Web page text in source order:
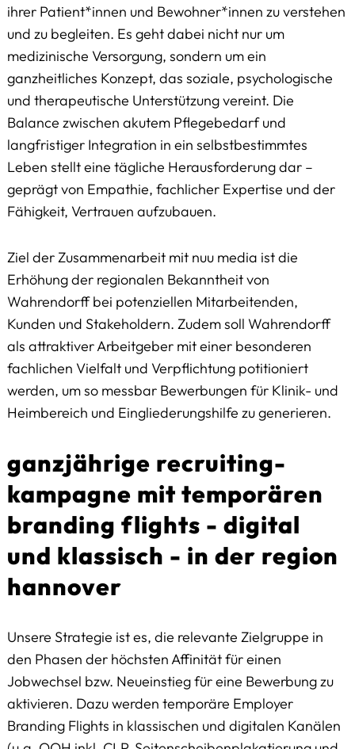
ihrer Patient*innen und Bewohner*innen zu verstehen
und zu begleiten. Es geht dabei nicht nur um
medizinische Versorgung, sondern um ein
ganzheitliches Konzept, das soziale, psychologische
und therapeutische Unterstützung vereint. Die
Balance zwischen akutem Pflegebedarf und
langfristiger Integration in ein selbstbestimmtes
Leben stellt eine tägliche Herausforderung dar –
geprägt von Empathie, fachlicher Expertise und der
Fähigkeit, Vertrauen aufzubauen.
Ziel der Zusammenarbeit mit nuu media ist die
Erhöhung der regionalen Bekanntheit von
Wahrendorff bei potenziellen Mitarbeitenden,
Kunden und Stakeholdern. Zudem soll Wahrendorff
als attraktiver Arbeitgeber mit einer besonderen
fachlichen Vielfalt und Verpflichtung potitioniert
werden, um so messbar Bewerbungen für Klinik- und
Heimbereich und Eingliederungshilfe zu generieren.
ganzjährige recruiting-
kampagne mit temporären
branding flights - digital
und klassisch - in der region
hannover
Unsere Strategie ist es, die relevante Zielgruppe in
den Phasen der höchsten Affinität für einen
Jobwechsel bzw. Neueinstieg für eine Bewerbung zu
aktivieren. Dazu werden temporäre Employer
Branding Flights in klassischen und digitalen Kanälen